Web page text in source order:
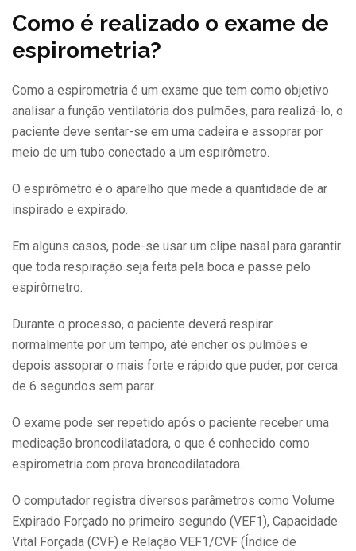
Como é realizado o exame de
espirometria?
Como a espirometria é um exame que tem como objetivo
analisar a função ventilatória dos pulmões, para realizá-lo, o
paciente deve sentar-se em uma cadeira e assoprar por
meio de um tubo conectado a um espirômetro.
O espirômetro é o aparelho que mede a quantidade de ar
inspirado e expirado.
Em alguns casos, pode-se usar um clipe nasal para garantir
que toda respiração seja feita pela boca e passe pelo
espirômetro.
Durante o processo, o paciente deverá respirar
normalmente por um tempo, até encher os pulmões e
depois assoprar o mais forte e rápido que puder, por cerca
de 6 segundos sem parar.
O exame pode ser repetido após o paciente receber uma
medicação broncodilatadora, o que é conhecido como
espirometria com prova broncodilatadora.
O computador registra diversos parâmetros como Volume
Expirado Forçado no primeiro segundo (VEF1), Capacidade
Vital Forçada (CVF) e Relação VEF1/CVF (Índice de